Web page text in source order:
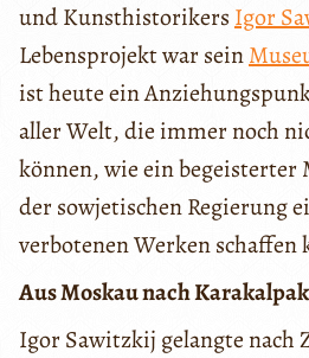
und KunsthistorikersIgor
Lebensprojekt war sein
ist heute ein
aller Welt, die immer noch
können, wie ein begeisterter
der sowjetischen Regierung
verbotenen Werken schaffen
Aus Moskau nach
Igor Sawitzkij gelangte nach